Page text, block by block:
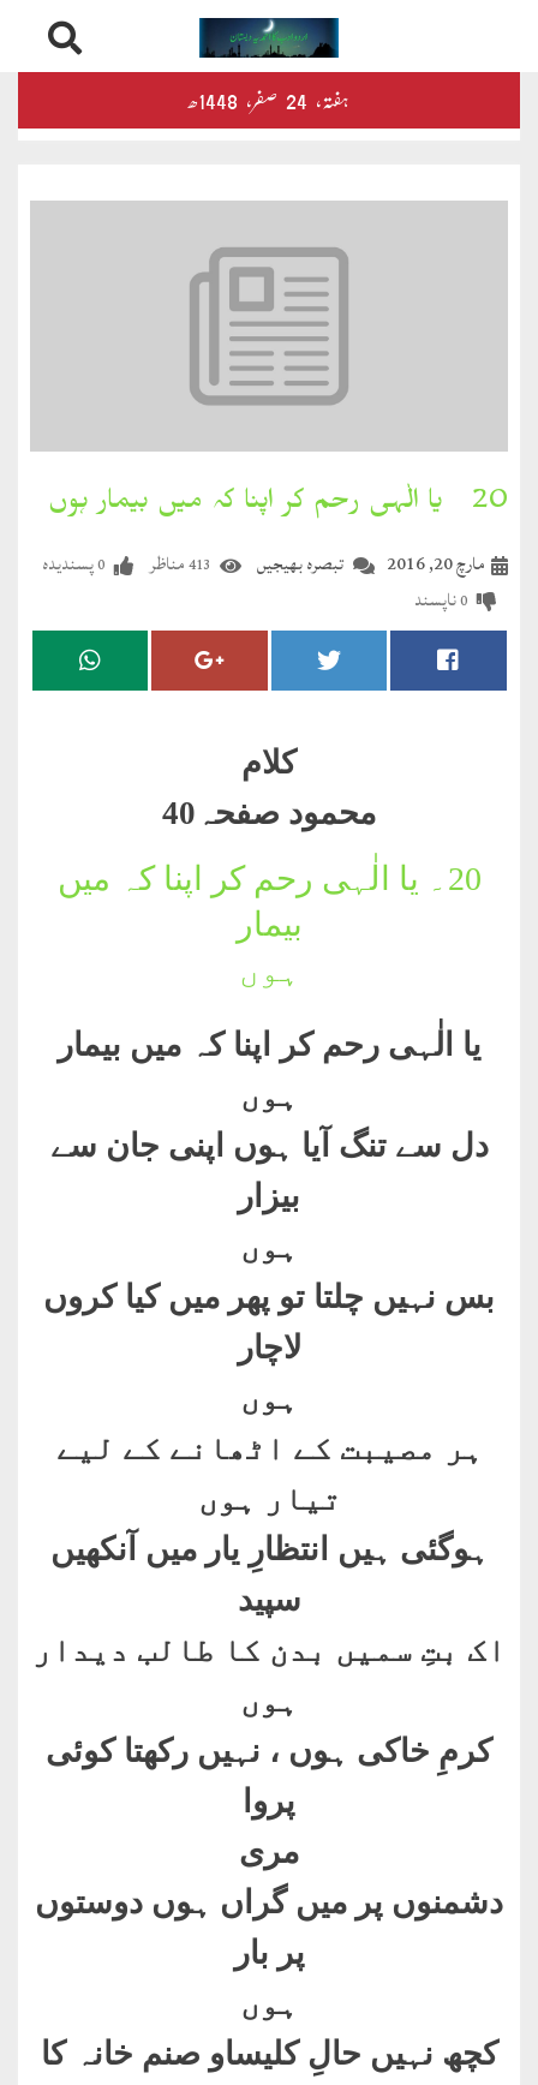
to
ہفتہ‬‮، 24 صفر‬،
محمود
بخارِدل
کلام
مضطرؔ
دستِ
20۔ یا الٰہی رحم کر اپنا کہ میں بیمار ہوں
تبصرہ بھیجیں مارچ 20, 2016 413مناظر 0پسندیدہ
0ناپسند
کلام
محمود صفحہ40
20۔
یا الٰہی رحم کر اپنا کہ میں
بیمار
ہوں
یا الٰہی رحم کر اپنا کہ میں بیمار
ہوں
دل سے تنگ آیا ہوں اپنی جان سے
بیزار
ہوں
بس نہیں چلتا تو پھر میں کیا کروں
لاچار
ہوں
ہر مصیبت کے اٹھانے کے لیے
تیار ہوں
ہوگئی ہیں انتظارِ یار میں آنکھیں
سپید
اک بتِ سمیں بدن کا طالب دیدار
ہوں
کرمِ خاکی ہوں ، نہیں رکھتا کوئی
پروا
مری
دشمنوں پر میں گراں ہوں دوستوں
پر بار
ہوں
کچھ نہیں حالِ کلیساو صنم خانہ کا